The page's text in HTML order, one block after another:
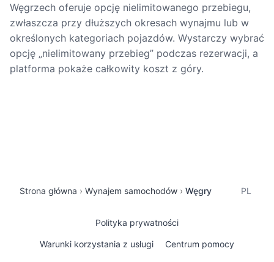
Węgrzech oferuje opcję nielimitowanego przebiegu,
zwłaszcza przy dłuższych okresach wynajmu lub w
określonych kategoriach pojazdów. Wystarczy wybrać
opcję „nielimitowany przebieg” podczas rezerwacji, a
platforma pokaże całkowity koszt z góry.
Strona główna Wynajem samochodów Węgry PL
Polityka prywatności
Warunki korzystania z usługi Centrum pomocy